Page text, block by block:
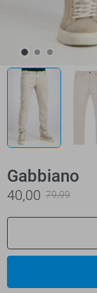
Gabbiano
40,00 79,99